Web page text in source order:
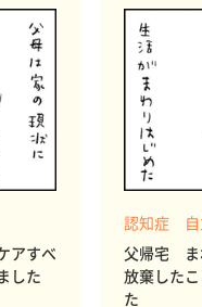
アすべ
した
認知症 自
父帰宅 ま
放棄した
た